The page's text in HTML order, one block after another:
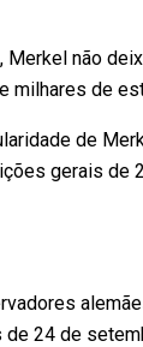
não
milhares de
de
gerais de
24 de